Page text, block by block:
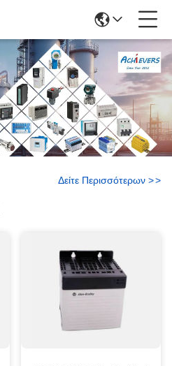
Δείτε Περισσότερων >>